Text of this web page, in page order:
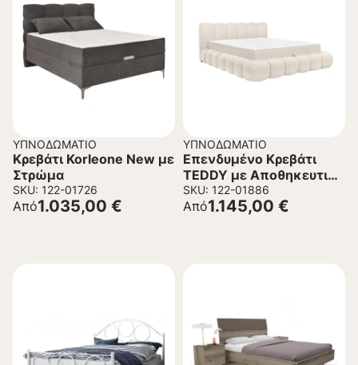
ΥΠΝΟΔΩΜΆΤΙΟ
Κρεβάτι Korleone New με
Στρώμα
SKU: 122-01726
Από1.035,00 €
ΥΠΝΟΔΩΜΆΤΙΟ
Επενδυμένο Κρεβάτι
TEDDY με Αποθηκευτικό
χώρο
SKU: 122-01886
Από1.145,00 €